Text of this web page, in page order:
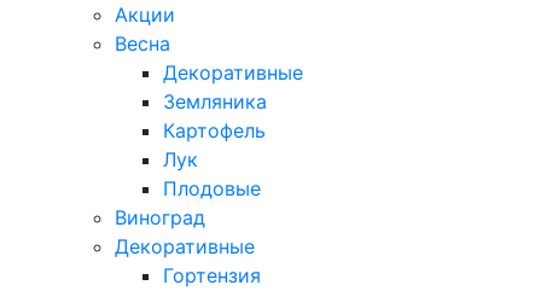
Акции
Весна
Декоративные
Земляника
Картофель
Лук
Плодовые
Виноград
Декоративные
Гортензия